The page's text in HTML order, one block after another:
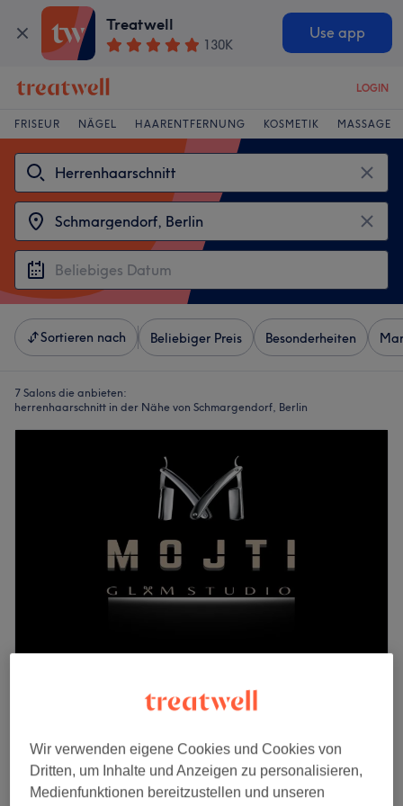
Treatwell
130K
Use app
LOGIN
FRISEUR NÄGEL HAARENTFERNUNG KOSMETIK MASSAGE
Sortieren nach Beliebiger Preis Besonderheiten
7 Salons die anbieten:
herrenhaarschnitt in der Nähe von Schmargendorf, Berlin
Mojti Glam Studio
41 Bewertungen
Nebenzeiten
Herren - Trockenhaarschnitt
30 Min.
ab19,55 €
Spare bis zu 15%
Wir verwenden eigene Cookies und Cookies von
Dritten, um Inhalte und Anzeigen zu personalisieren,
Medienfunktionen bereitzustellen und unseren